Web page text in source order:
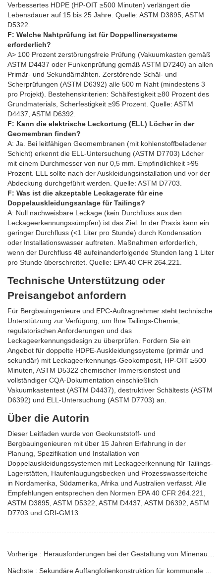
Verbessertes HDPE (HP-OIT ≥500 Minuten) verlängert die
Lebensdauer auf 15 bis 25 Jahre. Quelle: ASTM D3895, ASTM
D5322.
F: Welche Nahtprüfung ist für Doppellinersysteme
erforderlich?
A> 100 Prozent zerstörungsfreie Prüfung (Vakuumkasten gemäß
ASTM D4437 oder Funkenprüfung gemäß ASTM D7240) an allen
Primär- und Sekundärnähten. Zerstörende Schäl- und
Scherprüfungen (ASTM D6392) alle 500 m Naht (mindestens 3
pro Projekt). Bestehenskriterien: Schälfestigkeit ≥80 Prozent des
Grundmaterials, Scherfestigkeit ≥95 Prozent. Quelle: ASTM
D4437, ASTM D6392.
F: Kann die elektrische Leckortung (ELL) Löcher in der
Geomembran finden?
A: Ja. Bei leitfähigen Geomembranen (mit kohlenstoffbeladener
Schicht) erkennt die ELL-Untersuchung (ASTM D7703) Löcher
mit einem Durchmesser von nur 0,5 mm. Empfindlichkeit >95
Prozent. ELL sollte nach der Auskleidungsinstallation und vor der
Abdeckung durchgeführt werden. Quelle: ASTM D7703.
F: Was ist die akzeptable Leckagerate für eine
Doppelauskleidungsanlage für Tailings?
A: Null nachweisbare Leckage (kein Durchfluss aus den
Leckageerkennungssümpfen) ist das Ziel. In der Praxis kann ein
geringer Durchfluss (<1 Liter pro Stunde) durch Kondensation
oder Installationswasser auftreten. Maßnahmen erforderlich,
wenn der Durchfluss 48 aufeinanderfolgende Stunden lang 1 Liter
pro Stunde überschreitet. Quelle: EPA 40 CFR 264.221.
Technische Unterstützung oder
Preisangebot anfordern
Für Bergbauingenieure und EPC-Auftragnehmer steht technische
Unterstützung zur Verfügung, um Ihre Tailings-Chemie,
regulatorischen Anforderungen und das
Leckageerkennungsdesign zu überprüfen. Fordern Sie ein
Angebot für doppelte HDPE-Auskleidungssysteme (primär und
sekundär) mit Leckageerkennungs-Geokomposit, HP-OIT ≥500
Minuten, ASTM D5322 chemischer Immersionstest und
vollständiger CQA-Dokumentation einschließlich
Vakuumkastentest (ASTM D4437), destruktiver Schältests (ASTM
D6392) und ELL-Untersuchung (ASTM D7703) an.
Über die Autorin
Dieser Leitfaden wurde von Geokunststoff- und
Bergbauingenieuren mit über 15 Jahren Erfahrung in der
Planung, Spezifikation und Installation von
Doppelauskleidungssystemen mit Leckageerkennung für Tailings-
Lagerstätten, Haufenlaugungsbecken und Prozesswasserteiche
in Nordamerika, Südamerika, Afrika und Australien verfasst. Alle
Empfehlungen entsprechen den Normen EPA 40 CFR 264.221,
ASTM D3895, ASTM D5322, ASTM D4437, ASTM D6392, ASTM
D7703 und GRI-GM13.